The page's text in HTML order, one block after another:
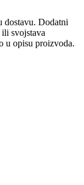
​​dostavu. Dodatni
svojstava
u opisu proizvoda.